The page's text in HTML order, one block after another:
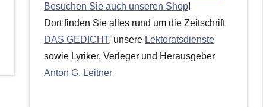
Besuchen Sie auch unseren Shop!
Dort finden Sie alles rund um die Zeitschrift
DAS GEDICHT, unsere Lektoratsdienste
sowie Lyriker, Verleger und Herausgeber
Anton G. Leitner